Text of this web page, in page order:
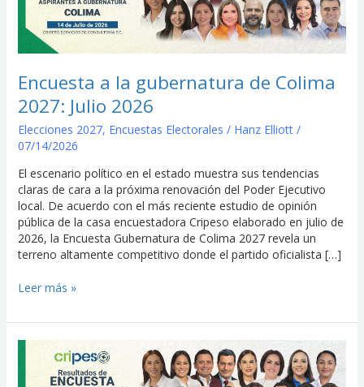
Encuesta a la gubernatura de Colima
2027: Julio 2026
Elecciones 2027, Encuestas Electorales / Hanz Elliott /
07/14/2026
El escenario político en el estado muestra sus tendencias
claras de cara a la próxima renovación del Poder Ejecutivo
local. De acuerdo con el más reciente estudio de opinión
pública de la casa encuestadora Cripeso elaborado en julio de
2026, la Encuesta Gubernatura de Colima 2027 revela un
terreno altamente competitivo donde el partido oficialista […]
gubernatura
de
Colima
2027:
Julio
2026
Leer más »